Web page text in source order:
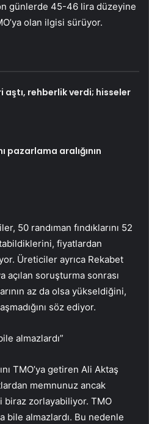
günlerde 45-46 lira düzeyine
olan ilgisi sürüyor.
rehberlik verdi; hisseler
pazarlama aralığının
50 randıman fındıklarını 52
fiyatlardan
Üreticiler ayrıca Rekabet
açılan soruşturma sonrası
az da olsa yükseldiğini,
söz ediyor.
almazlardı”
TMO’ya getiren Ali Aktaş
memnunuz ancak
biraz zorlayabiliyor. TMO
bile almazlardı. Bu nedenle